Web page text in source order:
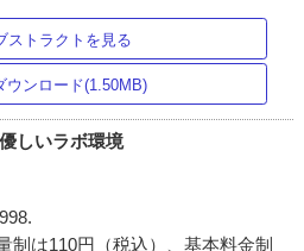
ストラクトを見る
ウンロード(1.50MB)
しいラボ環境
制は110円（税込）、基本料金制